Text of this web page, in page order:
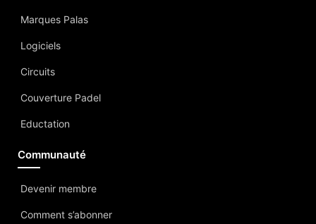
Marques Palas
Logiciels
Circuits
Couverture Padel
Eductation
Communauté
Devenir membre
Comment s’abonner